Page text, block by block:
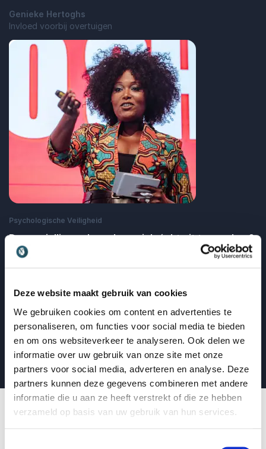
Deze website maakt gebruik van cookies
We gebruiken cookies om content en advertenties te
personaliseren, om functies voor social media te bieden
en om ons websiteverkeer te analyseren. Ook delen we
informatie over uw gebruik van onze site met onze
partners voor social media, adverteren en analyse. Deze
partners kunnen deze gegevens combineren met andere
informatie die u aan ze heeft verstrekt of die ze hebben
verzameld op basis van uw gebruik van hun services.
Genieke Hertoghs
Invloed voorbij overtuigen
Lees blogbericht : Van sabotage naar succes: waarom
Psychologische Veiligheid
Durven jullie medewerkers zich écht uit te spreken?
Zo begint psychologische veiligheid
Lees blogbericht: Durven jullie medewerkers zich écht
Lees alle blogberichten